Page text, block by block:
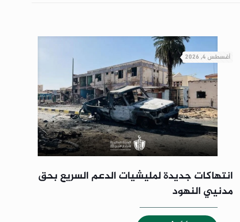
أغسطس 4, 2026
انتهاكات جديدة لمليشيات الدعم السريع بحق
مدنيي النهود